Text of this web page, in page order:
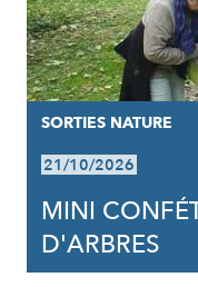
SORTIES NATURE
21/10/2026
MINI
D'ARBRES